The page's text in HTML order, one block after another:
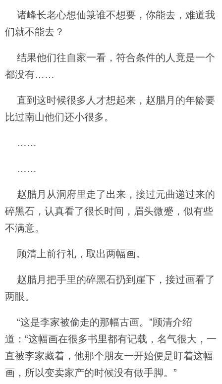
诸峰长老心想仙箓谁不想要，你能去，难道我
们就不能去？
结果他们往自家一看，符合条件的人竟是一个
都没有……
直到这时候很多人才想起来，赵腊月的年龄要
比过南山他们还小很多。
……
……
赵腊月从洞府里走了出来，接过元曲递过来的
碎黑石，认真看了很长时间，眉头微蹙，似有些
不满意。
顾清上前行礼，取出两幅画。
赵腊月把手里的碎黑石扔到崖下，接过画看了
两眼。
“这是李家被偷走的那幅古画。”顾清介绍
道：“这幅画在很多书里都有记载，名气很大，一
直被李家藏着，他那个朋友一开始便是盯着这幅
画，所以变卖家产的时候没有做手脚。”